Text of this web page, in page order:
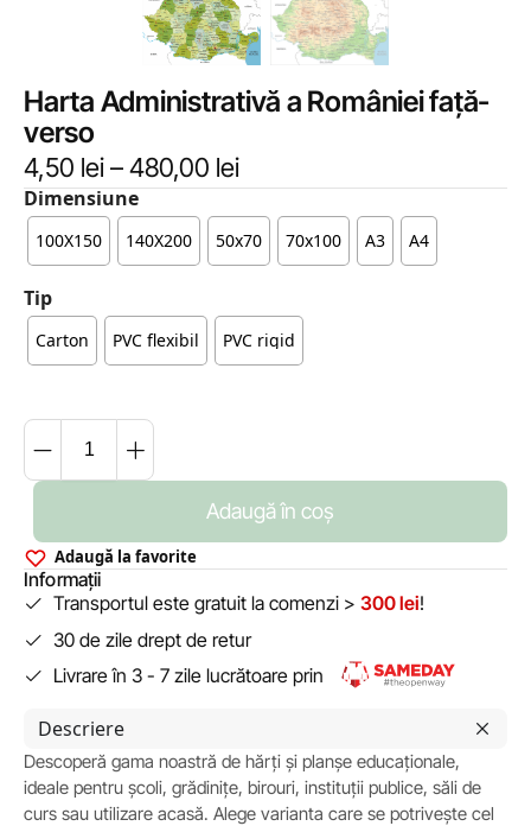
Harta Administrativă a României față-
verso
4,50 lei–480,00 lei
Dimensiune
100X150 140X200 50x70 70x100 A3 A4
Tip
Carton PVC flexibil PVC rigid
Adaugă în coș
Adaugă la favorite
Informații
Transportul este gratuit la comenzi > 300 lei!
30 de zile drept de retur
Livrare în 3 - 7 zile lucrătoare prin
Descriere
Descoperă gama noastră de hărți și planșe educaționale,
ideale pentru școli, grădinițe, birouri, instituții publice, săli de
curs sau utilizare acasă. Alege varianta care se potrivește cel